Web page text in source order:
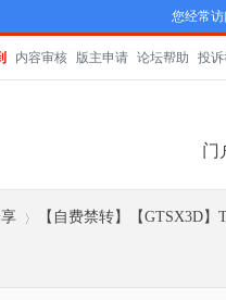
您经常
内容审核 版主申请 论坛帮助 投诉
门
【自费禁转】【GTSX3D